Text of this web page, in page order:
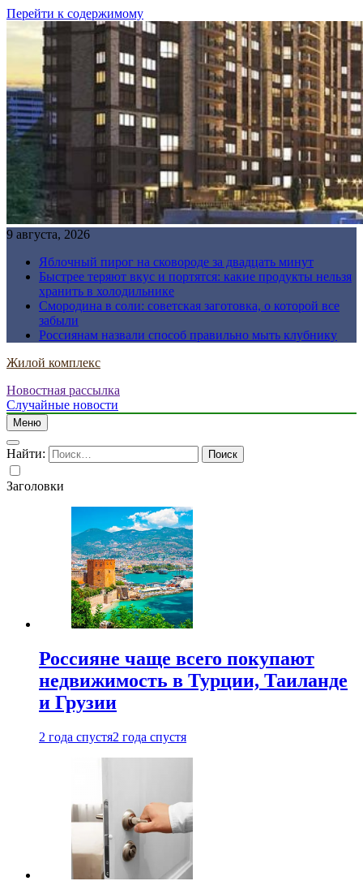
Перейти к содержимому
9 августа, 2026
Яблочный пирог на сковороде за двадцать минут
Быстрее теряют вкус и портятся: какие продукты нельзя
хранить в холодильнике
Смородина в соли: советская заготовка, о которой все
забыли
Россиянам назвали способ правильно мыть клубнику
Жилой комплекс
Новостная рассылка
Случайные новости
Меню
Найти:
Заголовки
Россияне чаще всего покупают
недвижимость в Турции, Таиланде
и Грузии
2 года спустя2 года спустя